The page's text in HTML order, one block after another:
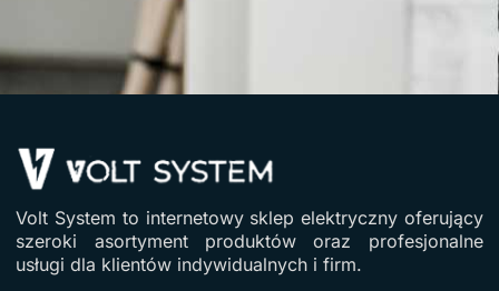
Volt System to internetowy sklep elektryczny oferujący
szeroki asortyment produktów oraz profesjonalne
usługi dla klientów indywidualnych i firm.